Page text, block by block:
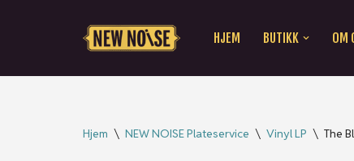
HJEM BUTIKK OM
Hjem \ NEW NOISE Plateservice \ Vinyl LP \ The